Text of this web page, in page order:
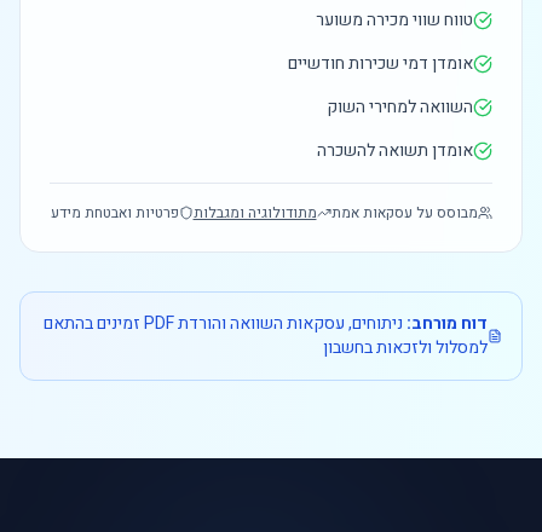
טווח שווי מכירה משוער
אומדן דמי שכירות חודשיים
השוואה למחירי השוק
אומדן תשואה להשכרה
מבוסס על עסקאות אמת מתודולוגיה ומגבלות פרטיות ואבטחת מידע
דוח מורחב:
ניתוחים, עסקאות השוואה והורדת PDF זמינים בהתאם
למסלול ולזכאות בחשבון